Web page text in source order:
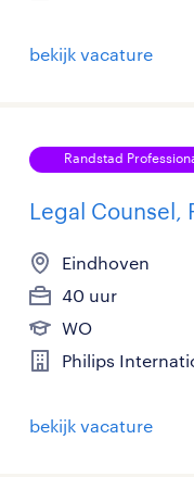
bekijk vacature
Randstad
Legal Counsel,
Eindhoven
40 uur
WO
Philips
bekijk vacature